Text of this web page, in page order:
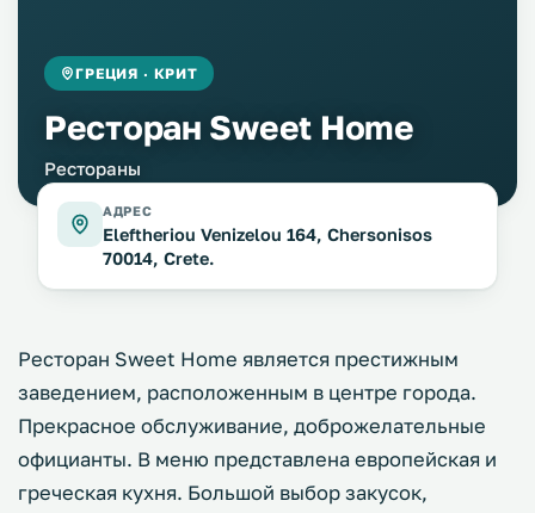
ГРЕЦИЯ · КРИТ
Ресторан Sweet Home
Рестораны
АДРЕС
Eleftheriou Venizelou 164, Chersonisos
70014, Crete.
Ресторан Sweet Home является престижным
заведением, расположенным в центре города.
Прекрасное обслуживание, доброжелательные
официанты. В меню представлена европейская и
греческая кухня. Большой выбор закусок,